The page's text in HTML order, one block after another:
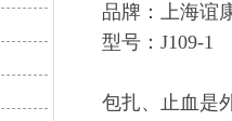
品牌：上海谊
型号：J109-1
包扎、止血是